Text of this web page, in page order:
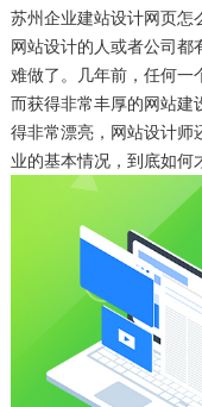
苏州企业建站设计网页怎
网站设计的人或者公司都
难做了。几年前，任何一
而获得非常丰厚的网站建
得非常漂亮，网站设计师
业的基本情况，到底如何